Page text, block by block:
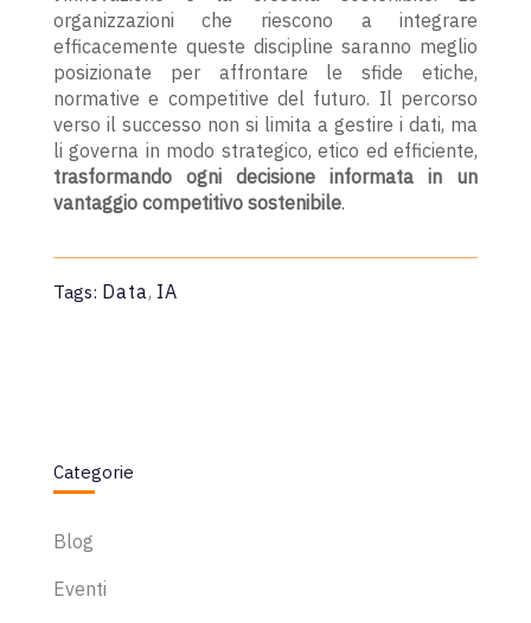
organizzazioni che riescono a integrare
efficacemente queste discipline saranno meglio
posizionate per affrontare le sfide etiche,
normative e competitive del futuro. Il percorso
verso il successo non si limita a gestire i dati, ma
li governa in modo strategico, etico ed efficiente,
trasformando ogni decisione informata in un
vantaggio competitivo sostenibile.
Tags: Data, IA
Categorie
Blog
Eventi